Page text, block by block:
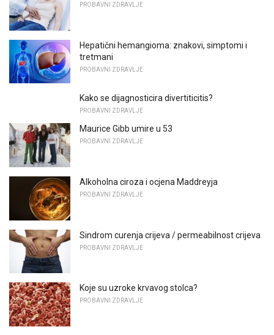
PROBAVNI ZDRAVLJE
Hepatični hemangioma: znakovi, simptomi i
tretmani
PROBAVNI ZDRAVLJE
Kako se dijagnosticira divertiticitis?
PROBAVNI ZDRAVLJE
Maurice Gibb umire u 53
PROBAVNI ZDRAVLJE
Alkoholna ciroza i ocjena Maddreyja
PROBAVNI ZDRAVLJE
Sindrom curenja crijeva / permeabilnost crijeva
PROBAVNI ZDRAVLJE
Koje su uzroke krvavog stolca?
PROBAVNI ZDRAVLJE